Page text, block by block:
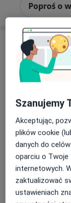
Poproś o
Bezpieczne
mgr Kamil
Osteopata,
13
Adres 1
Szanujemy
Akceptując,
plików cookie
danych do
oparciu o Twoje
internetowych.
zaktualizować
ustawieniach